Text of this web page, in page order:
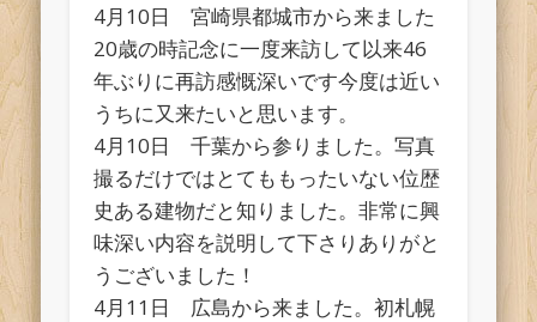
4月10日 宮崎県都城市から来ました
20歳の時記念に一度来訪して以来46
年ぶりに再訪感慨深いです今度は近い
うちに又来たいと思います。
4月10日 千葉から参りました。写真
撮るだけではとてももったいない位歴
史ある建物だと知りました。非常に興
味深い内容を説明して下さりありがと
うございました！
4月11日 広島から来ました。初札幌